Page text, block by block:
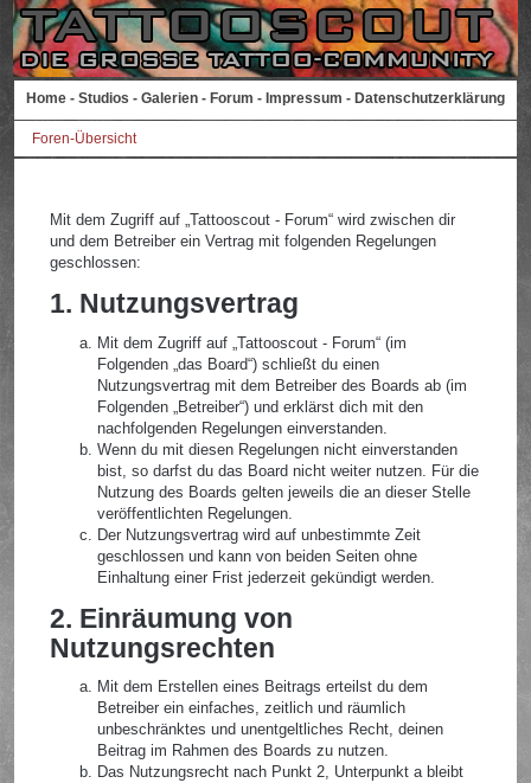
Home - Studios - Galerien - Forum - Impressum - Datenschutzerklärung
Foren-Übersicht
Mit dem Zugriff auf „Tattooscout - Forum“ wird zwischen dir
und dem Betreiber ein Vertrag mit folgenden Regelungen
geschlossen:
1. Nutzungsvertrag
Mit dem Zugriff auf „Tattooscout - Forum“ (im
Folgenden „das Board“) schließt du einen
Nutzungsvertrag mit dem Betreiber des Boards ab (im
Folgenden „Betreiber“) und erklärst dich mit den
nachfolgenden Regelungen einverstanden.
Wenn du mit diesen Regelungen nicht einverstanden
bist, so darfst du das Board nicht weiter nutzen. Für die
Nutzung des Boards gelten jeweils die an dieser Stelle
veröffentlichten Regelungen.
Der Nutzungsvertrag wird auf unbestimmte Zeit
geschlossen und kann von beiden Seiten ohne
Einhaltung einer Frist jederzeit gekündigt werden.
2. Einräumung von
Nutzungsrechten
Mit dem Erstellen eines Beitrags erteilst du dem
Betreiber ein einfaches, zeitlich und räumlich
unbeschränktes und unentgeltliches Recht, deinen
Beitrag im Rahmen des Boards zu nutzen.
Das Nutzungsrecht nach Punkt 2, Unterpunkt a bleibt